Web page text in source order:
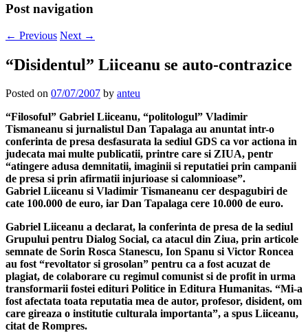
Post navigation
← Previous Next →
“Disidentul” Liiceanu se auto-contrazice
Posted on 07/07/2007 by anteu
“Filosoful” Gabriel Liiceanu, “politologul” Vladimir
Tismaneanu si jurnalistul Dan Tapalaga au anuntat intr-o
conferinta de presa desfasurata la sediul GDS ca vor actiona in
judecata mai multe publicatii, printre care si ZIUA, pentr
“atingere adusa demnitatii, imaginii si reputatiei prin campanii
de presa si prin afirmatii injurioase si calomnioase”.
Gabriel Liiceanu si Vladimir Tismaneanu cer despagubiri de
cate 100.000 de euro, iar Dan Tapalaga cere 10.000 de euro.
Gabriel Liiceanu a declarat, la conferinta de presa de la sediul
Grupului pentru Dialog Social, ca atacul din Ziua, prin articole
semnate de Sorin Rosca Stanescu, Ion Spanu si Victor Roncea
au fost “revoltator si grosolan” pentru ca a fost acuzat de
plagiat, de colaborare cu regimul comunist si de profit in urma
transformarii fostei edituri Politice in Editura Humanitas. “Mi-a
fost afectata toata reputatia mea de autor, profesor, disident, om
care gireaza o institutie culturala importanta”, a spus Liiceanu,
citat de Rompres.